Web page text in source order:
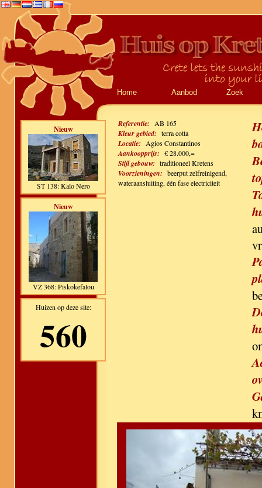
Home Aanbod Zoek
Nieuw
ST 138: Kalo Nero
Nieuw
VZ 368: Piskokefalou
Huizen op deze site:
560
Referentie: AB 165
Kleur gebied: terra cotta
Locatie: Agios Constantinos
Aankoopprijs: € 28.000,=
Stijl gebouw: traditioneel Kretens
Voorzieningen: beerput zelfreinigend,
wateraansluiting, één fase electriciteit